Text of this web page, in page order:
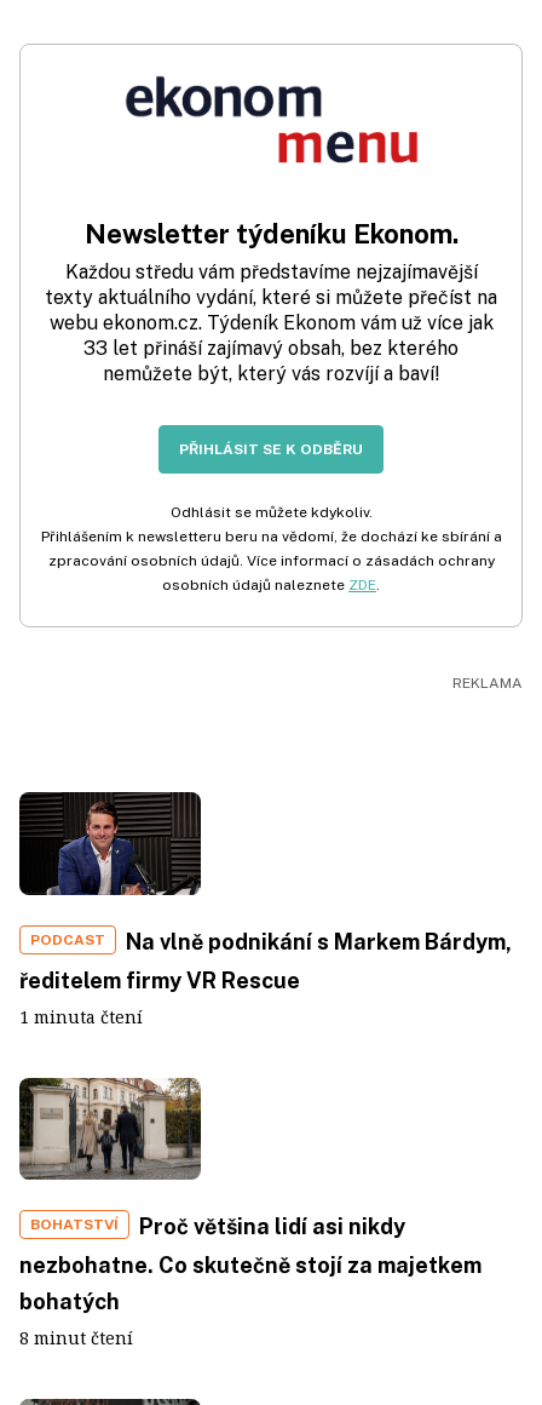
Newsletter týdeníku Ekonom.
Každou středu vám představíme nejzajímavější
texty aktuálního vydání, které si můžete přečíst na
webu ekonom.cz. Týdeník Ekonom vám už více jak
33 let přináší zajímavý obsah, bez kterého
nemůžete být, který vás rozvíjí a baví!
PŘIHLÁSIT SE K ODBĚRU
Odhlásit se můžete kdykoliv.
Přihlášením k newsletteru beru na vědomí, že dochází ke sbírání a
zpracování osobních údajů. Více informací o zásadách ochrany
osobních údajů naleznete ZDE.
PODCAST
Na vlně podnikání s Markem Bárdym,
ředitelem firmy VR Rescue
1 minuta čtení
BOHATSTVÍ
Proč většina lidí asi nikdy
nezbohatne. Co skutečně stojí za majetkem
bohatých
8 minut čtení